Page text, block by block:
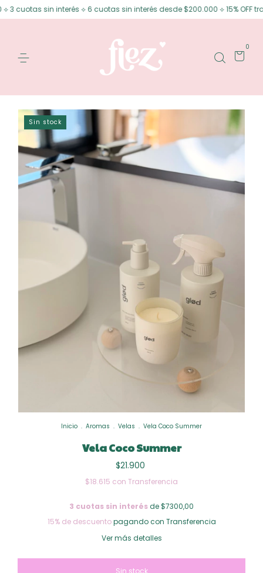
sin interés ⟡ 6 cuotas sin interés desde $200.000 ⟡ 15% OFF
0
Sin stock
Inicio . Aromas . Velas . Vela Coco Summer
Vela Coco Summer
$21.900
$18.615 con Transferencia
3 cuotas sin interésde $7300,00
15% de descuentopagando con Transferencia
Ver más detalles